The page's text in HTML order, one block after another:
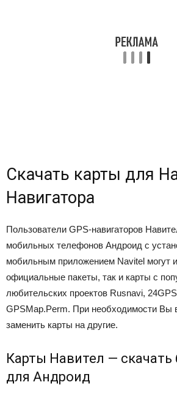
Скачать карты для
Навигатора
Пользователи GPS-навигаторов
мобильных телефонов Андроид с
мобильным приложением Navitel могут
официальные пакеты, так и карты с
любительских проектов Rusnavi,
GPSMap.Perm. При необходимости Вы
заменить карты на другие.
Карты Навител — скачать
для Андроид